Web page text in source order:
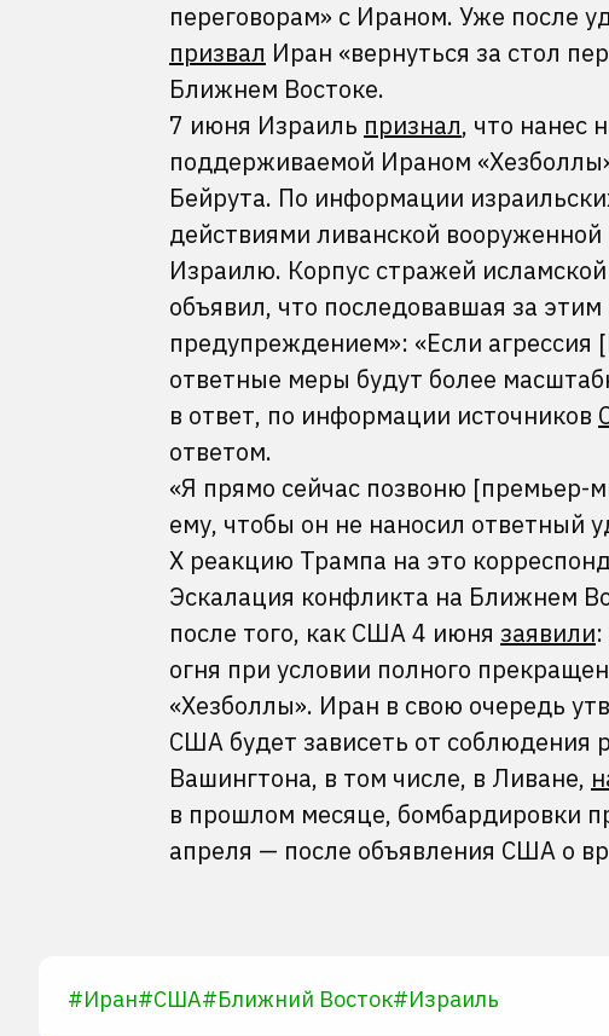
переговорам» с Ираном. Уже после
призвал Иран «вернуться за стол
Ближнем Востоке.
7 июня Израиль признал, что нанес
поддерживаемой Ираном
Бейрута. По информации
действиями ливанской
Израилю. Корпус стражей
объявил, что последовавшая за
предупреждением»: «Если
ответные меры будут более
в ответ, по информации источников
ответом.
«Я прямо сейчас позвоню [премьер-
ему, чтобы он не наносил ответный
X реакцию Трампа на это
Эскалация конфликта на Ближнем
после того, как США 4 июня заявили
огня при условии полного
«Хезболлы». Иран в свою очередь
США будет зависеть от
Вашингтона, в том числе, в Ливане,
в прошлом месяце, бомбардировки
апреля — после объявления США о
#Иран#США#Ближний Восток#Израиль